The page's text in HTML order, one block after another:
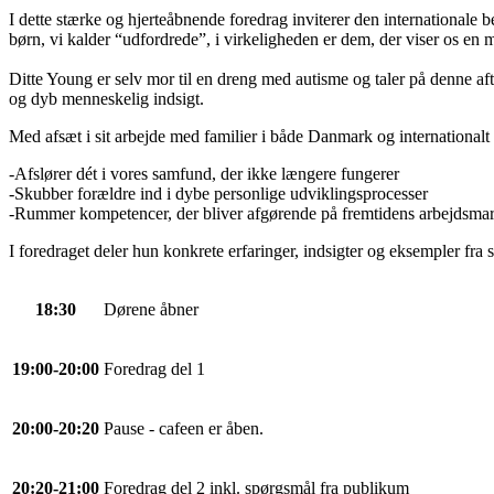
I dette stærke og hjerteåbnende foredrag inviterer den internationale
børn, vi kalder “udfordrede”, i virkeligheden er dem, der viser os en
Ditte Young er selv mor til en dreng med autisme og taler på denne
og dyb menneskelig indsigt.
Med afsæt i sit arbejde med familier i både Danmark og
-Afslører dét i vores samfund, der ikke længere fungerer
-Skubber forældre ind i dybe personlige udviklingsprocesser
-Rummer kompetencer, der bliver afgørende på fremtidens
I foredraget deler hun konkrete erfaringer, indsigter og eksempler
18:30 Dørene åbner
19:00-20:00 Foredrag del 1
20:00-20:20 Pause - cafeen er åben.
20:20-21:00 Foredrag del 2 inkl. spørgsmål fra publikum